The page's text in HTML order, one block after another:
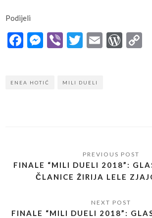
Podijeli
Facebook
Messenger
ViberTwitter
Email
ENEA HOTIĆ MILI DUELI
FINALE “MILI DUELI 2018”:
ČLANICE ŽIRIJA LELE
FINALE “MILI DUELI 2018”: